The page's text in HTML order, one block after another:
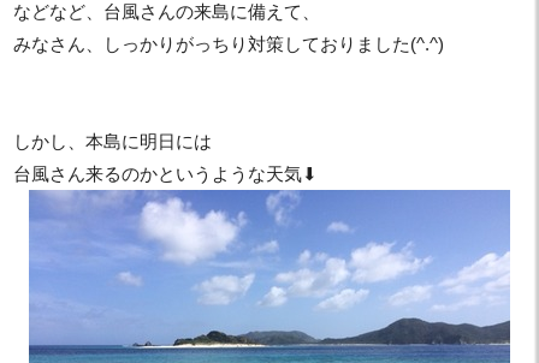
などなど、台風さんの来島に備えて、
みなさん、しっかりがっちり対策しておりました(^.^)
しかし、本島に明日には
台風さん来るのかというような天気⬇︎